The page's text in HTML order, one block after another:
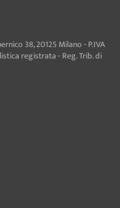
38, 20125 Milano - P.IVA
registrata - Reg. Trib. di